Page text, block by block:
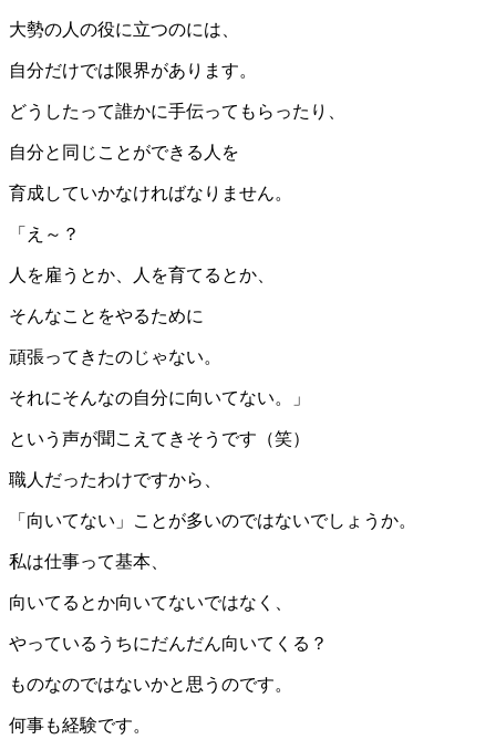
大勢の人の役に立つのには、
自分だけでは限界があります。
どうしたって誰かに手伝ってもらったり、
自分と同じことができる人を
育成していかなければなりません。
「え～？
人を雇うとか、人を育てるとか、
そんなことをやるために
頑張ってきたのじゃない。
それにそんなの自分に向いてない。」
という声が聞こえてきそうです（笑）
職人だったわけですから、
「向いてない」ことが多いのではないでしょうか。
私は仕事って基本、
向いてるとか向いてないではなく、
やっているうちにだんだん向いてくる？
ものなのではないかと思うのです。
何事も経験です。